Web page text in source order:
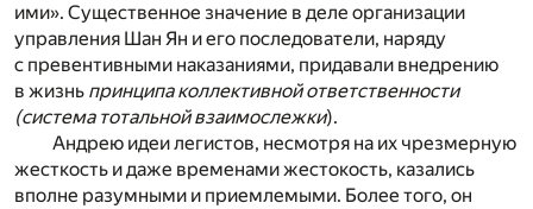
ими». Существенное значение в деле организации
управления Шан Ян и его последователи, наряду
с превентивными наказаниями, придавали внедрению
в жизнь принципа коллективной ответственности
(система тотальной взаимослежки).
Андрею идеи легистов, несмотря на их чрезмерную
жесткость и даже временами жестокость, казались
вполне разумными и приемлемыми. Более того, он